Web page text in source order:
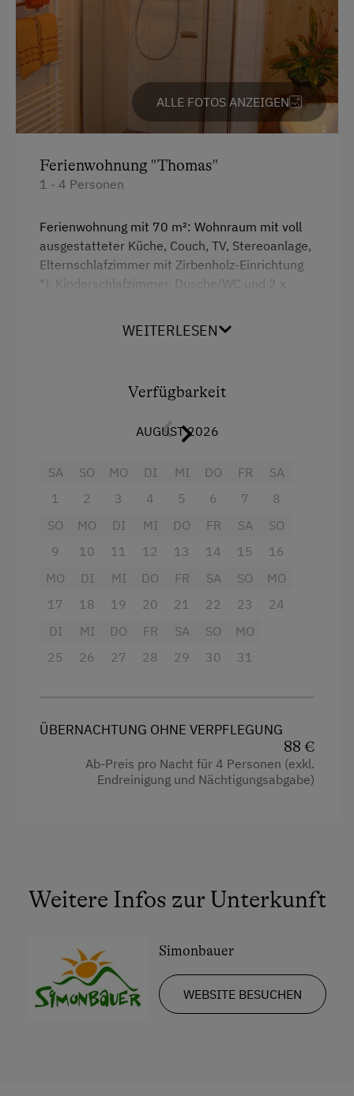
ALLE FOTOS ANZEIGEN
Ferienwohnung "Thomas"
1 - 4 Personen
Ferienwohnung mit 70 m²: Wohnraum mit voll
ausgestatteter Küche, Couch, TV, Stereoanlage,
Elternschlafzimmer mit Zirbenholz-Einrichtung
*), Kinderschlafzimmer, Dusche/WC und 2 x
*) Seit Jahrhunderten findet das Zirbenholz als
wurde erkannt, dass sich der feine Geruch der
Körper auswirkt. Zirbenholz bewirkt bei
niedrigere Herzfrequenzrate. In Ruhephasen
Erholungsprozess.
Ausstattung
4 Plattenherd
Dusche
Eierkocher
Wasserkocher
Küchenausstattung
Kühlschrank
WEITERLESEN
Verfügbarkeit
AUGUST 2026
SA
1
SO
2
MO
3
DI
4
MI
5
DO
6
FR
7
SA
8
SO
9
MO
10
DI
11
MI
12
DO
13
FR
14
SA
15
SO
16
MO
17
DI
18
MI
19
DO
20
FR
21
SA
22
SO
23
MO
24
DI
25
MI
26
DO
27
FR
28
SA
29
SO
30
MO
31
ÜBERNACHTUNG OHNE VERPFLEGUNG
88 €
Ab-Preis pro Nacht für 4 Personen (exkl.
Endreinigung und Nächtigungsabgabe)
Weitere Infos zur Unterkunft
Simonbauer
WEBSITE BESUCHEN